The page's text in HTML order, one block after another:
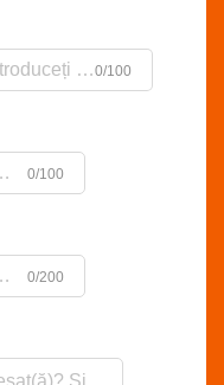
0/100
0/100
0/200